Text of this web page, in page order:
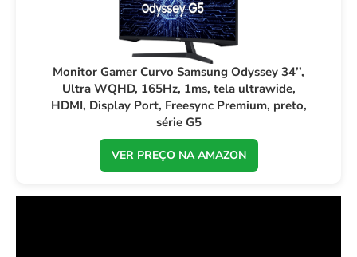
Monitor Gamer Curvo Samsung Odyssey 34’’,
Ultra WQHD, 165Hz, 1ms, tela ultrawide,
HDMI, Display Port, Freesync Premium, preto,
série G5
VER PREÇO NA AMAZON